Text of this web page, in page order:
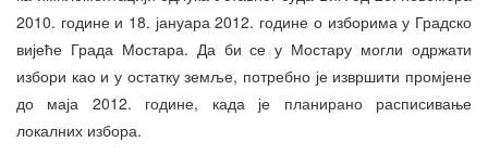
2010. године и 18. јануара 2012. године о изборима у Градско
вијеће Града Мостара. Да би се у Мостару могли одржати
избори као и у остатку земље, потребно је извршити промјене
до маја 2012. године, када је планирано расписивање
локалних избора.